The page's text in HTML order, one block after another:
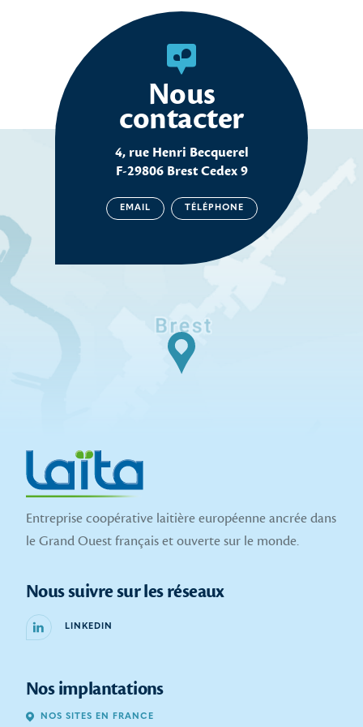
Nous
contacter
4, rue Henri Becquerel
F-29806 Brest Cedex 9
EMAIL TÉLÉPHONE
Entreprise coopérative laitière européenne ancrée dans
le Grand Ouest français et ouverte sur le monde.
Nous suivre sur les réseaux
LINKEDIN
Nos implantations
NOS SITES EN FRANCE